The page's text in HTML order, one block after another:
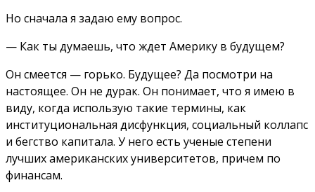
Но сначала я задаю ему вопрос.
— Как ты думаешь, что ждет Америку в будущем?
Он смеется — горько. Будущее? Да посмотри на
настоящее. Он не дурак. Он понимает, что я имею в
виду, когда использую такие термины, как
институциональная дисфункция, социальный коллапс
и бегство капитала. У него есть ученые степени
лучших американских университетов, причем по
финансам.